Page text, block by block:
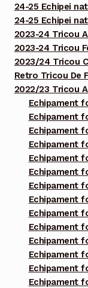
24-25 Echipei
24-25 Echipei
2023-24 Tricou
2023-24 Tricou
2023/24 Tricou
Retro Tricou De
2022/23 Tricou
Echipament
Echipament
Echipament
Echipament
Echipament
Echipament
Echipament
Echipament
Echipament
Echipament
Echipament
Echipament
Echipament
Echipament